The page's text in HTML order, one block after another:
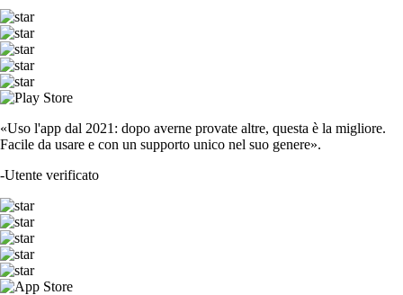
«Uso l'app dal 2021: dopo averne provate altre, questa è la migliore.
Facile da usare e con un supporto unico nel suo genere».
-Utente verificato